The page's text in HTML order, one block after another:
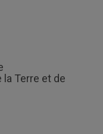
Terre et de